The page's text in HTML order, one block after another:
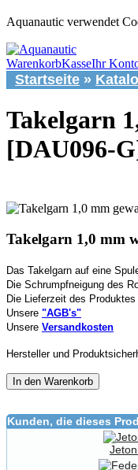
Aquanautic verwendet
WarenkorbKasseIhr
Startseite »
Takelgarn
[DAU096-
Takelgarn 1,0 mm
Das Takelgarn auf eine
Die Schrumpfneigung des
Die Lieferzeit des
Unsere "AGB's"
Unsere Versandkosten
Hersteller und
In den Warenkorb
Kunden, die dieses